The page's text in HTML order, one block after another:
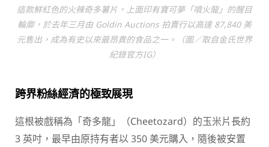
這款鮮紅色的火辣奇多薯片，上面印有寶可夢「噴火龍」的醒目
輪廓，於去年三月由 Goldin Auctions 拍賣行以高達 87,840 美
元售出，成為有史以來最昂貴的食品之一。（圖／取自金氏世界
紀錄官方IG）
跨界粉絲經濟的極致展現
這根被戲稱為「奇多龍」（Cheetozard）的玉米片長約
3 英吋，最早由原持有者以 350 美元購入，隨後被安置